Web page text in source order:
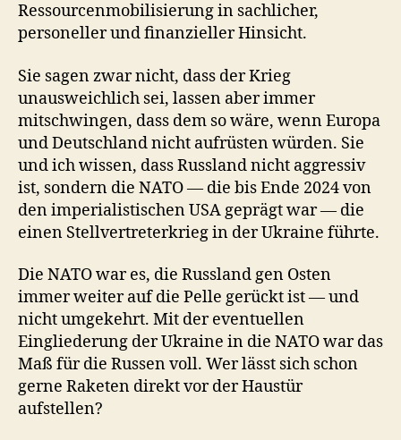
Ressourcenmobilisierung in sachlicher,
personeller und finanzieller Hinsicht.
Sie sagen zwar nicht, dass der Krieg
unausweichlich sei, lassen aber immer
mitschwingen, dass dem so wäre, wenn Europa
und Deutschland nicht aufrüsten würden. Sie
und ich wissen, dass Russland nicht aggressiv
ist, sondern die NATO — die bis Ende 2024 von
den imperialistischen USA geprägt war — die
einen Stellvertreterkrieg in der Ukraine führte.
Die NATO war es, die Russland gen Osten
immer weiter auf die Pelle gerückt ist — und
nicht umgekehrt. Mit der eventuellen
Eingliederung der Ukraine in die NATO war das
Maß für die Russen voll. Wer lässt sich schon
gerne Raketen direkt vor der Haustür
aufstellen?